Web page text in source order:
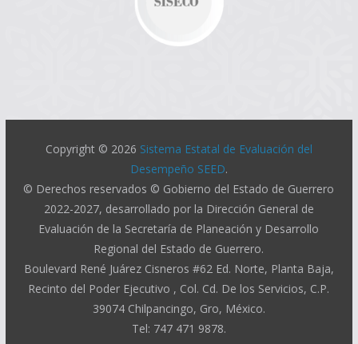
Copyright © 2026 Sistema Estatal de Evaluación del
Desempeño SEED.
© Derechos reservados © Gobierno del Estado de Guerrero
2022-2027, desarrollado por la Dirección General de
Evaluación de la Secretaría de Planeación y Desarrollo
Regional del Estado de Guerrero.
Boulevard René Juárez Cisneros #62 Ed. Norte, Planta Baja,
Recinto del Poder Ejecutivo , Col. Cd. De los Servicios, C.P.
39074 Chilpancingo, Gro, México.
Tel: 747 471 9878.